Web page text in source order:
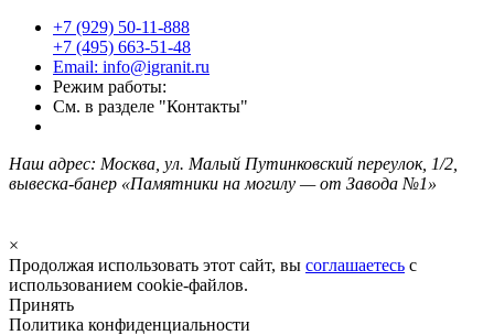
+7 (929) 50-11-888
+7 (495) 663-51-48
Email: info@igranit.ru
Режим работы:
См. в разделе "Контакты"
Наш адрес: Москва, ул. Малый Путинковский переулок, 1/2,
вывеска-банер «Памятники на могилу — от Завода №1»
×
Продолжая использовать этот сайт, вы соглашаетесь с
использованием cookie-файлов.
Принять
Политика конфиденциальности